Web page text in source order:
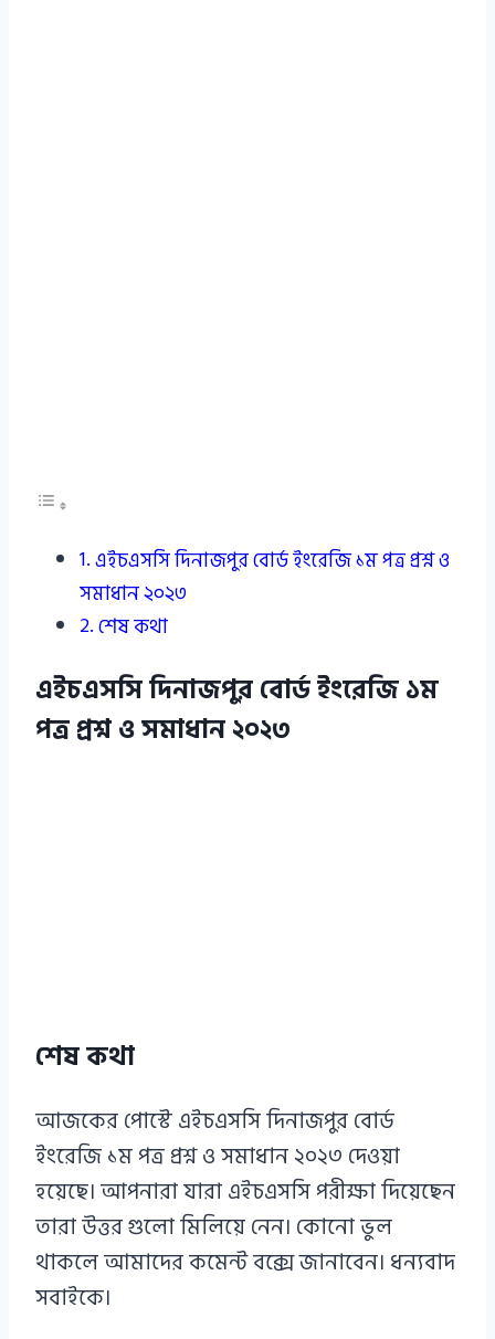
এইচএসসি দিনাজপুর বোর্ড ইংরেজি ১ম পত্র প্রশ্ন ও
সমাধান ২০২৩
শেষ কথা
এইচএসসি দিনাজপুর বোর্ড ইংরেজি ১ম
পত্র প্রশ্ন ও সমাধান ২০২৩
শেষ কথা
আজকের পোস্টে এইচএসসি দিনাজপুর বোর্ড
ইংরেজি ১ম পত্র প্রশ্ন ও সমাধান ২০২৩ দেওয়া
হয়েছে। আপনারা যারা এইচএসসি পরীক্ষা দিয়েছেন
তারা উত্তর গুলো মিলিয়ে নেন। কোনো ভুল
থাকলে আমাদের কমেন্ট বক্সে জানাবেন। ধন্যবাদ
সবাইকে।